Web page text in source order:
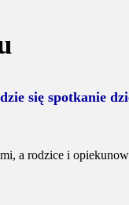
się spotkanie
a rodzice i